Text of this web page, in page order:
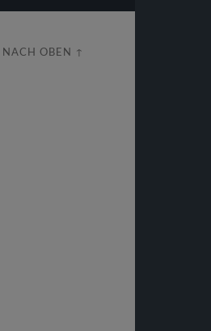
NACH OBEN ↑